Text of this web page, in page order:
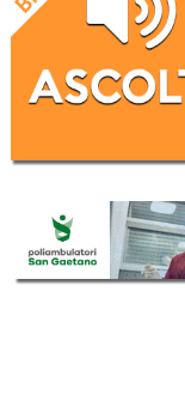
pagina.
Da Mariagrazia
29 Gennaio 2025